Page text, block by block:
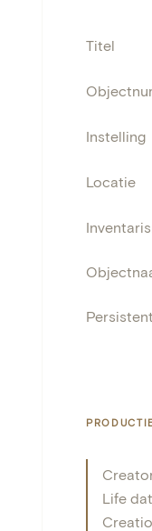
Titel
Instelling
Locatie
Life